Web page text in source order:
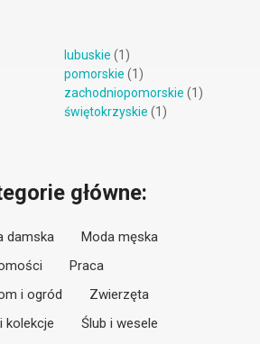
lubuskie (1)
pomorskie (1)
zachodniopomorskie (1)
świętokrzyskie (1)
główne:
damska
Moda męska
Praca
i ogród
Zwierzęta
kolekcje Ślub i wesele